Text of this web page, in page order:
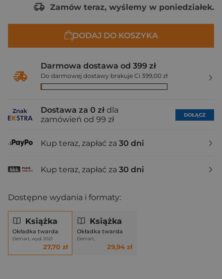
Zamów teraz, wyślemy w poniedziałek.
DODAJ DO KOSZYKA
Darmowa dostawa od 399 zł
Do darmowej dostawy brakuje Ci 399,00 zł
Dostawa za 0 zł dla
zamówień od 99 zł
DOŁĄCZ
Kup teraz, zapłać za 30 dni
Kup teraz, zapłać za 30 dni
Dostępne wydania i formaty:
Książka
Okładka twarda
Demart, wyd. 2021
27,70 zł
Książka
Okładka twarda
Demart,
29,94 zł